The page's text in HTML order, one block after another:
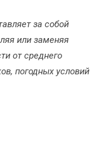
за собой
или заменяя
от среднего
погодных условий